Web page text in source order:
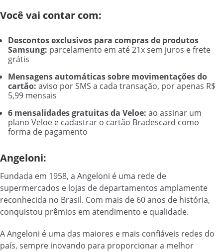
Você vai contar com:
Descontos exclusivos para compras de produtos
Samsung: parcelamento em até 21x sem juros e frete
grátis
Mensagens automáticas sobre movimentações do
cartão: aviso por SMS a cada transação, por apenas R$
5,99 mensais
6 mensalidades gratuitas da Veloe: ao assinar um
plano Veloe e cadastrar o cartão Bradescard como
forma de pagamento
Angeloni:
Fundada em 1958, a Angeloni é uma rede de
supermercados e lojas de departamentos amplamente
reconhecida no Brasil. Com mais de 60 anos de história,
conquistou prêmios em atendimento e qualidade.
A Angeloni é uma das maiores e mais confiáveis redes do
país, sempre inovando para proporcionar a melhor